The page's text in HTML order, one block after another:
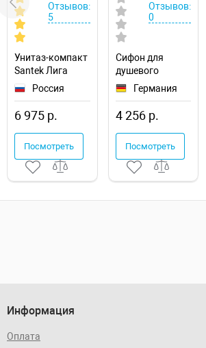
Отзывов:
5
Унитаз-компакт
Santek Лига
1.WH30.2.197
Россия
6 975 р.
Посмотреть
Отзывов:
0
Сифон для
душевого
поддона RGW S-
016 50241600-
01
Германия
4 256 р.
Посмотреть
Информация
Оплата